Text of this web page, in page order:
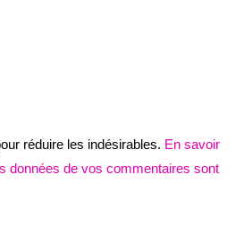
réduire les indésirables. En savoir
données de vos commentaires sont